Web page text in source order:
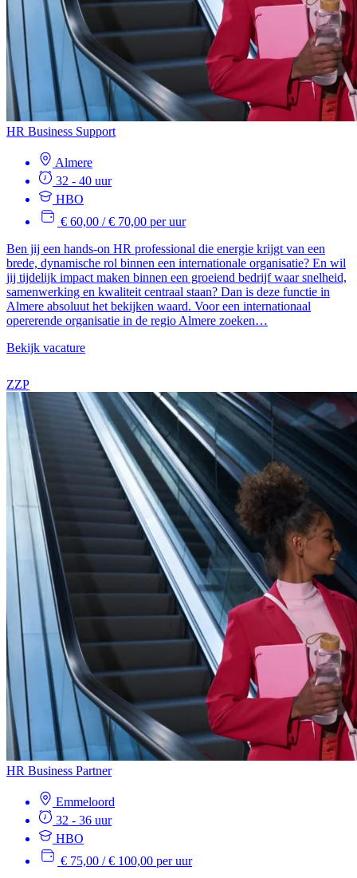
HR Business Support
Almere
32 - 40 uur
HBO
€ 60,00 / € 70,00 per uur
Ben jij een hands-on HR professional die energie krijgt van een
brede, dynamische rol binnen een internationale organisatie? En wil
jij tijdelijk impact maken binnen een groeiend bedrijf waar snelheid,
samenwerking en kwaliteit centraal staan? Dan is deze functie in
Almere absoluut het bekijken waard. Voor een internationaal
opererende organisatie in de regio Almere zoeken…
Bekijk vacature
ZZP
HR Business Partner
Emmeloord
32 - 36 uur
HBO
€ 75,00 / € 100,00 per uur